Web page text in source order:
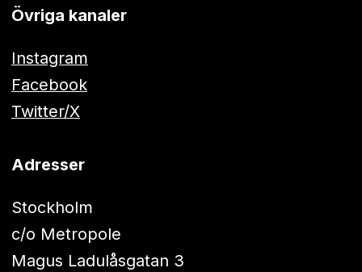
Övriga kanaler
Instagram
Facebook
Twitter/X
Adresser
Stockholm
c/o Metropole
Magus Ladulåsgatan 3